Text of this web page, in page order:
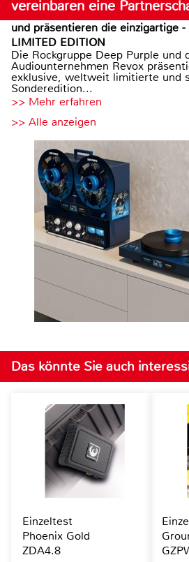
vereinbaren eine
und präsentieren die einzigartige
LIMITED EDITION
Die Rockgruppe Deep Purple und
Audiounternehmen Revox
exklusive, weltweit limitierte und
Sonderedition...
>> Mehr erfahren
>> Alle anzeigen
Das könnte Sie auch
Einzeltest
Phoenix Gold
ZDA4.8